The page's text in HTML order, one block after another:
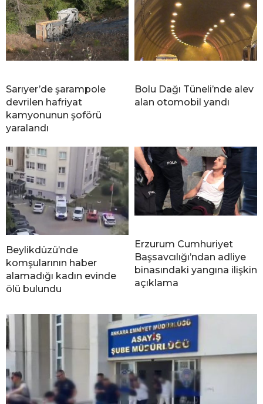
Sarıyer’de şarampole
devrilen hafriyat
kamyonunun şoförü
yaralandı
Bolu Dağı Tüneli’nde alev
alan otomobil yandı
Beylikdüzü’nde
komşularının haber
alamadığı kadın evinde
ölü bulundu
Erzurum Cumhuriyet
Başsavcılığı’ndan adliye
binasındaki yangına ilişkin
açıklama